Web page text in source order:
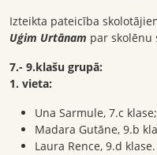
Izteikta pateicība
Uģim Urtānam par skolēnu
7.- 9.klašu grupā:
1. vieta:
Una Sarmule, 7.c klase;
Madara Gutāne, 9.b
Laura Rence, 9.d klase.